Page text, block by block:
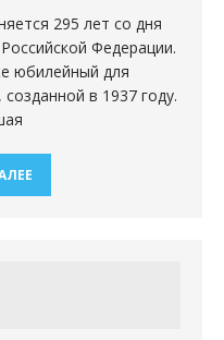
295 лет со дня
Федерации.
юбилейный для
в 1937 году.